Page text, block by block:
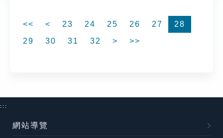
<< < 23 24 25 26 27
28
29
30 31 32 > >>
:::
網站導覽